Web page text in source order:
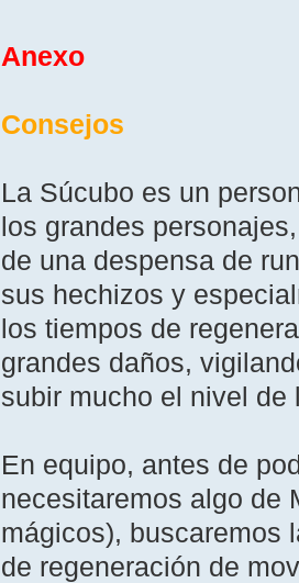
Anexo
Consejos
La Súcubo es un
los grandes
de una despensa de
sus hechizos y
los tiempos de
grandes daños,
subir mucho el nivel de
En equipo, antes de
necesitaremos algo de
mágicos), buscaremos
de regeneración de